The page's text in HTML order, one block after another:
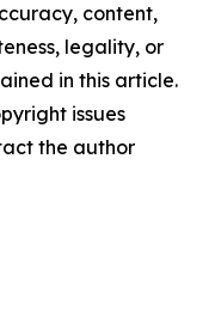
content,
legality, or
in this article.
issues
the author